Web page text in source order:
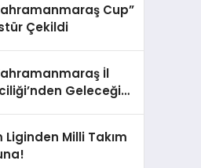
Cup”
Çekildi
İl
Geleceğin
Başlıyor
Liginden Milli Takım